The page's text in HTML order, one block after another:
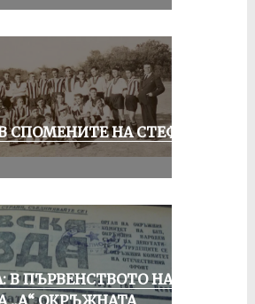
СПОМЕНИТЕ НА СТЕФАН
В ПЪРВЕНСТВОТО НА
„А“ ОКРЪЖНАТА